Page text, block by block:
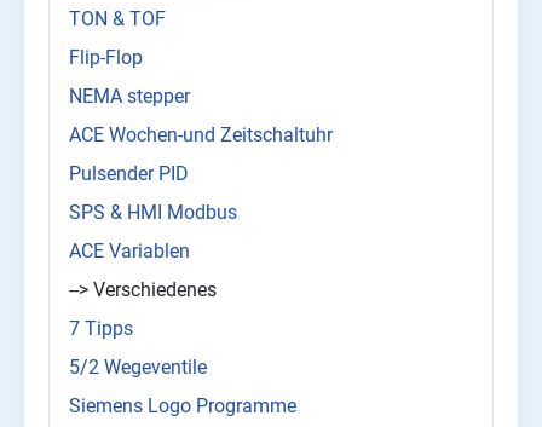
TON & TOF
Flip-Flop
NEMA stepper
ACE Wochen-und Zeitschaltuhr
Pulsender PID
SPS & HMI Modbus
ACE Variablen
--> Verschiedenes
7 Tipps
5/2 Wegeventile
Siemens Logo Programme